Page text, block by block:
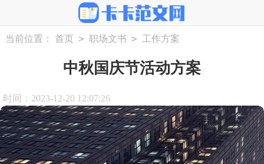
当前位置： 首页 > 职场文书 > 工作方案
中秋国庆节活动方案
时间：2023-12-20 12:07:26